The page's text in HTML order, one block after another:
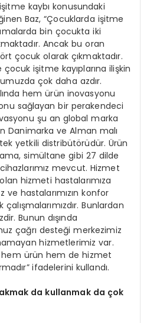
kaybı konusundaki
Baz, “Çocuklarda işitme
bin çocukta iki
Ancak bu oran
çocuk olarak çıkmaktadır.
işitme kayıplarına ilişkin
çok daha azdır.
hem ürün inovasyonu
sağlayan bir perakendeci
şu an global marka
Danimarka ve Alman malı
yetkili distribütörüdür. Ürün
simültane gibi 27 dilde
mevcut. Hizmet
hizmeti hastalarımıza
hastalarımızın konfor
Bunlardan
Bunun dışında
çağrı desteği merkezimiz
hizmetlerimiz var.
ürün hem de hizmet
ifadelerini kullandı.
da kullanmak da çok